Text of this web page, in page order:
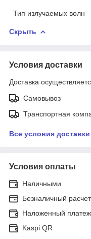
Тип излучаемых волн
Скрыть
Условия доставки
Доставка
Самовывоз
Транспортная
Все условия доставки
Условия оплаты
Наличными
Безналичный
Наложенный платеж
Kaspi QR